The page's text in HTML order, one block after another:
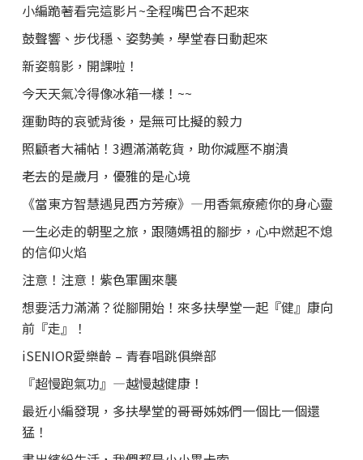
小編跪著看完這影片~全程嘴巴合不起來
鼓聲響、步伐穩、姿勢美，學堂春日動起來
新姿翦影，開課啦！
今天天氣冷得像冰箱一樣！~~
運動時的哀號背後，是無可比擬的毅力
照顧者大補帖！3週滿滿乾貨，助你減壓不崩潰
老去的是歲月，優雅的是心境
《當東方智慧遇見西方芳療》—用香氣療癒你的身心靈
一生必走的朝聖之旅，跟隨媽祖的腳步，心中燃起不熄
的信仰火焰
注意！注意！紫色軍團來襲
想要活力滿滿？從腳開始！來多扶學堂一起『健』康向
前『走』！
iSENIOR愛樂齡 – 青春唱跳俱樂部
『超慢跑氣功』—越慢越健康！
最近小編發現，多扶學堂的哥哥姊姊們一個比一個還
猛！